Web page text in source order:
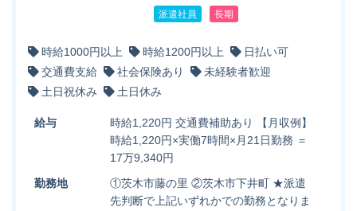
派遣社員 長期
時給1000円以上 時給1200円以上
日払い可
交通費支給
社会保険あり
未経験者歓迎
土日祝休み
土日休み
給与
時給1,220円 交通費補助あり 【月収例】
時給1,220円×実働7時間×月21日勤務 ＝
17万9,340円
勤務地
①茨木市藤の里 ②茨木市下井町 ★派遣
先判断で上記いずれかでの勤務となりま